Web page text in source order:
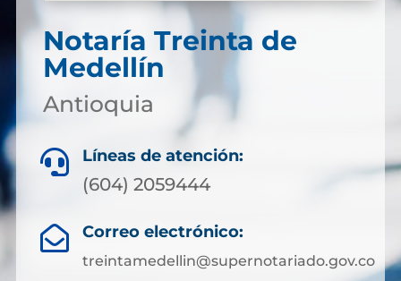
Notaría Treinta de
Medellín
Antioquia
 Líneas de atención:
(604) 2059444
 Correo electrónico:
treintamedellin@supernotariado.gov.co